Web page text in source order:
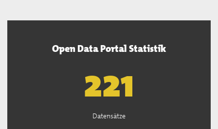
Open Data Portal Statistik
222
Datensätze